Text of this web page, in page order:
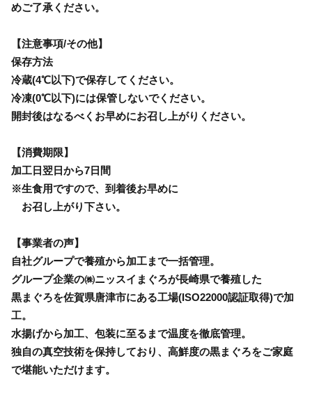
めご了承ください。
【注意事項/その他】
保存方法
冷蔵(4℃以下)で保存してください。
冷凍(0℃以下)には保管しないでください。
開封後はなるべくお早めにお召し上がりください。
【消費期限】
加工日翌日から7日間
※生食用ですので、到着後お早めに
お召し上がり下さい。
【事業者の声】
自社グループで養殖から加工まで一括管理。
グループ企業の㈱ニッスイまぐろが長崎県で養殖した
黒まぐろを佐賀県唐津市にある工場(ISO22000認証取得)で加
工。
水揚げから加工、包装に至るまで温度を徹底管理。
独自の真空技術を保持しており、高鮮度の黒まぐろをご家庭
で堪能いただけます。